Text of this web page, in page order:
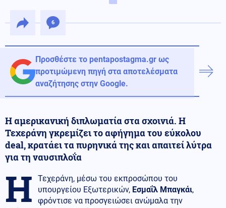
6
Προσθέστε το pentapostagma.gr ως
προτιμώμενη πηγή στα αποτελέσματα
αναζήτησης στην Google.
Η αμερικανική διπλωματία στα σχοινιά. Η
Τεχεράνη γκρεμίζει το αφήγημα του εύκολου
deal, κρατάει τα πυρηνικά της και απαιτεί λύτρα
για τη ναυσιπλοΐα
Η
Τεχεράνη, μέσω του εκπροσώπου του
υπουργείου Εξωτερικών, Εσμαΐλ Μπαγκάι,
φρόντισε να προσγειώσει ανώμαλα την